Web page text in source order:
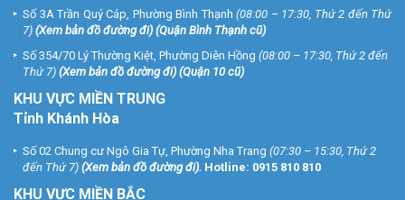
Số 3A Trần Quý Cáp, Phường Bình Thạnh (08:00 – 17:30, Thứ 2 đến Thứ
7) (Xem bản đồ đường đi) (Quận Bình Thạnh cũ)
Số 354/70 Lý Thường Kiệt, Phường Diên Hồng (08:00 – 17:30, Thứ 2 đến
Thứ 7) (Xem bản đồ đường đi) (Quận 10 cũ)
KHU VỰC MIỀN TRUNG
Tỉnh Khánh Hòa
Số 02 Chung cư Ngô Gia Tự, Phường Nha Trang (07:30 – 15:30, Thứ 2
đến Thứ 7) (Xem bản đồ đường đi). Hotline: 0915 810 810
KHU VỰC MIỀN BẮC